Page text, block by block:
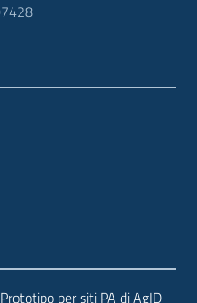
Prototipo per siti PA di AgID